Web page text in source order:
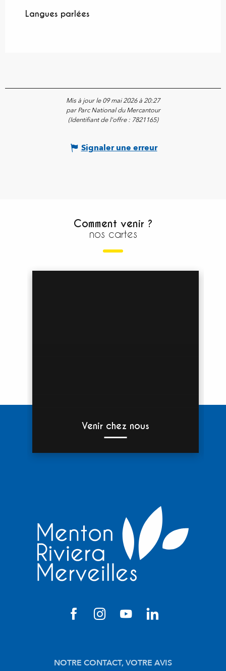
Langues parlées
Langues parlées
Mis à jour le 09 mai 2026 à 20:27
par Parc National du Mercantour
(Identifiant de l'offre : 7821165)
Signaler une erreur
Comment venir ?
nos cartes
Venir chez nous
NOTRE CONTACT, VOTRE AVIS